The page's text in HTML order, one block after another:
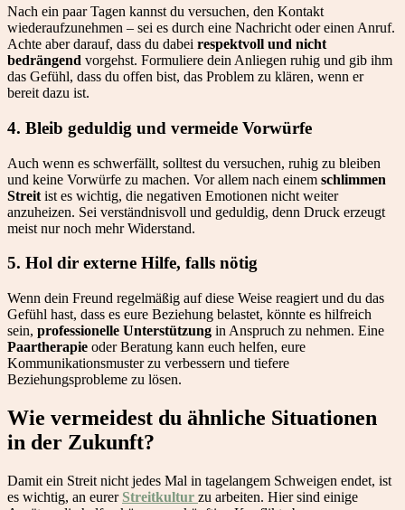
Nach ein paar Tagen kannst du versuchen, den Kontakt
wiederaufzunehmen – sei es durch eine Nachricht oder einen Anruf.
Achte aber darauf, dass du dabei respektvoll und nicht
bedrängend vorgehst. Formuliere dein Anliegen ruhig und gib ihm
das Gefühl, dass du offen bist, das Problem zu klären, wenn er
bereit dazu ist.
4. Bleib geduldig und vermeide Vorwürfe
Auch wenn es schwerfällt, solltest du versuchen, ruhig zu bleiben
und keine Vorwürfe zu machen. Vor allem nach einem schlimmen
Streit ist es wichtig, die negativen Emotionen nicht weiter
anzuheizen. Sei verständnisvoll und geduldig, denn Druck erzeugt
meist nur noch mehr Widerstand.
5. Hol dir externe Hilfe, falls nötig
Wenn dein Freund regelmäßig auf diese Weise reagiert und du das
Gefühl hast, dass es eure Beziehung belastet, könnte es hilfreich
sein, professionelle Unterstützung in Anspruch zu nehmen. Eine
Paartherapie oder Beratung kann euch helfen, eure
Kommunikationsmuster zu verbessern und tiefere
Beziehungsprobleme zu lösen.
Wie vermeidest du ähnliche Situationen
in der Zukunft?
Damit ein Streit nicht jedes Mal in tagelangem Schweigen endet, ist
es wichtig, an eurer Streitkultur zu arbeiten. Hier sind einige